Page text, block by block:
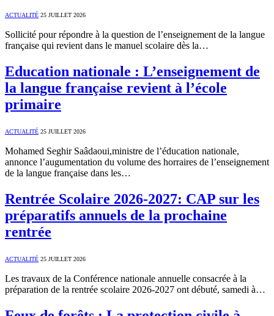
ACTUALITÉ 25 JUILLET 2026
Sollicité pour répondre à la question de l’enseignement de la langue
française qui revient dans le manuel scolaire dès la…
Education nationale : L’enseignement de
la langue française revient à l’école
primaire
ACTUALITÉ 25 JUILLET 2026
Mohamed Seghir Saâdaoui,ministre de l’éducation nationale,
annonce l’augumentation du volume des horraires de l’enseignement
de la langue française dans les…
Rentrée Scolaire 2026-2027: CAP sur les
préparatifs annuels de la prochaine
rentrée
ACTUALITÉ 25 JUILLET 2026
Les travaux de la Conférence nationale annuelle consacrée à la
préparation de la rentrée scolaire 2026-2027 ont débuté, samedi à…